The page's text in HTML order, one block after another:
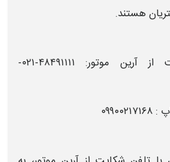
هستند.
از آرین موتور
: ۴۸۴۹۱۱۱۱-۰۲۱-